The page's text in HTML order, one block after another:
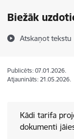
Biežāk
Atskaņot tekstu
Publicēts: 07.01.2026.
Atjaunināts: 21.05.2026.
Kādi tarifa
dokumenti